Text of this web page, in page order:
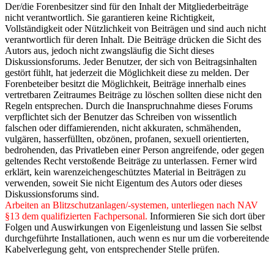
Der/die Forenbesitzer sind für den Inhalt der Mitgliederbeiträge
nicht verantwortlich. Sie garantieren keine Richtigkeit,
Vollständigkeit oder Nützlichkeit von Beiträgen und sind auch nicht
verantwortlich für deren Inhalt. Die Beiträge drücken die Sicht des
Autors aus, jedoch nicht zwangsläufig die Sicht dieses
Diskussionsforums. Jeder Benutzer, der sich von Beitragsinhalten
gestört fühlt, hat jederzeit die Möglichkeit diese zu melden. Der
Forenbeteiber besitzt die Möglichkeit, Beiträge innerhalb eines
vertretbaren Zeitraumes Beiträge zu löschen sollten diese nicht den
Regeln entsprechen. Durch die Inanspruchnahme dieses Forums
verpflichtet sich der Benutzer das Schreiben von wissentlich
falschen oder diffamierenden, nicht akkuraten, schmähenden,
vulgären, hasserfüllten, obzönen, profanen, sexuell orientierten,
bedrohenden, das Privatleben einer Person angreifende, oder gegen
geltendes Recht verstoßende Beiträge zu unterlassen. Ferner wird
erklärt, kein warenzeichengeschütztes Material in Beiträgen zu
verwenden, soweit Sie nicht Eigentum des Autors oder dieses
Diskussionsforums sind.
Arbeiten an Blitzschutzanlagen/-systemen, unterliegen nach NAV
§13 dem qualifizierten Fachpersonal. Informieren Sie sich dort über
Folgen und Auswirkungen von Eigenleistung und lassen Sie selbst
durchgeführte Installationen, auch wenn es nur um die vorbereitende
Kabelverlegung geht, von entsprechender Stelle prüfen.